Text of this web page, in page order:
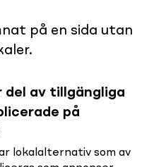
på en sida utan
av tillgängliga
på
lokalalternativ som av